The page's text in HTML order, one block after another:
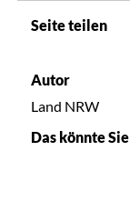
Seite teilen
Autor
Land NRW
Das könnte